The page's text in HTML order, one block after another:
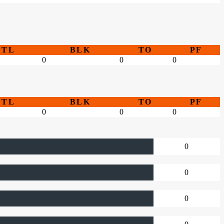
BLK TO
PF
0 0 0
BLK TO
PF
0 0 0
0
0
0